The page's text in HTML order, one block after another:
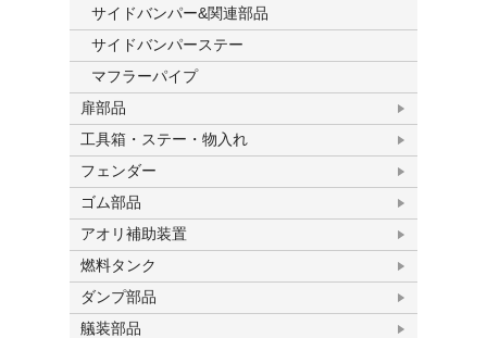
サイドバンパー&関連部品
サイドバンパーステー
マフラーパイプ
扉部品
工具箱・ステー・物入れ
フェンダー
ゴム部品
アオリ補助装置
燃料タンク
ダンプ部品
艤装部品